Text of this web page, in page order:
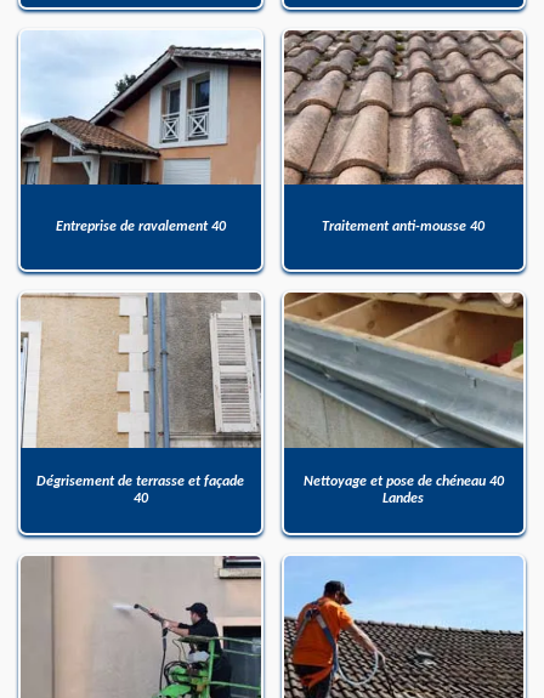
Entreprise de ravalement 40 Traitement anti-mousse 40
Dégrisement de terrasse et façade
40
Nettoyage et pose de chéneau 40
Landes